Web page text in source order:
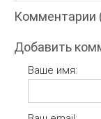
Комментарии
Добавить
Ваше имя: